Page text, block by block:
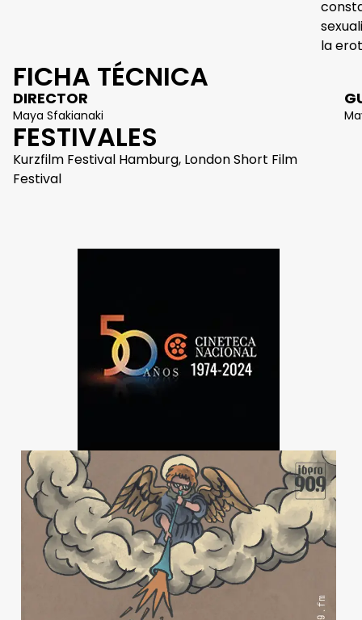
la
FICHA TÉCNICA
DIRECTOR
Maya Sfakianaki
FESTIVALES
Kurzfilm Festival Hamburg, London Short Film
Festival